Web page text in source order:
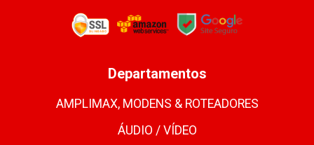
Departamentos
AMPLIMAX, MODENS & ROTEADORES
ÁUDIO / VÍDEO